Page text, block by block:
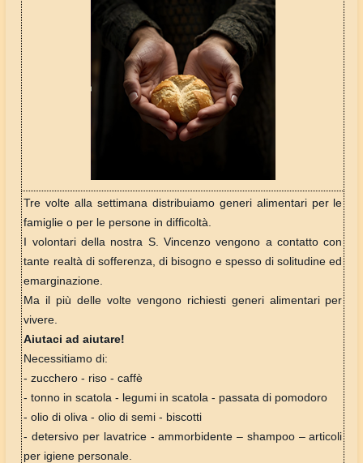
Tre volte alla settimana distribuiamo generi alimentari per le
famiglie o per le persone in difficoltà.
I volontari della nostra S. Vincenzo vengono a contatto con
tante realtà di sofferenza, di bisogno e spesso di solitudine ed
emarginazione.
Ma il più delle volte vengono richiesti generi alimentari per
vivere.
Aiutaci ad aiutare!
Necessitiamo di:
- zucchero - riso - caffè
- tonno in scatola - legumi in scatola - passata di pomodoro
- olio di oliva - olio di semi - biscotti
- detersivo per lavatrice - ammorbidente – shampoo – articoli
per igiene personale.